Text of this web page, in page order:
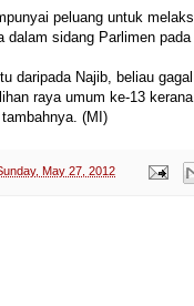
peluang untuk
dalam sidang Parlimen pada
daripada Najib, beliau
raya umum ke-13
(MI)
May 27, 2012